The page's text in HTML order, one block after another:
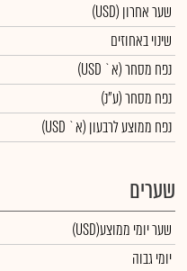
שער אחרון (USD)
שינוי באחוזים
נפח מסחר(א` USD)
נפח מסחר(ע"נ)
נפח ממוצע לרבעון (א` USD)
שערים
שער יומי ממוצע(USD)
יומי גבוה